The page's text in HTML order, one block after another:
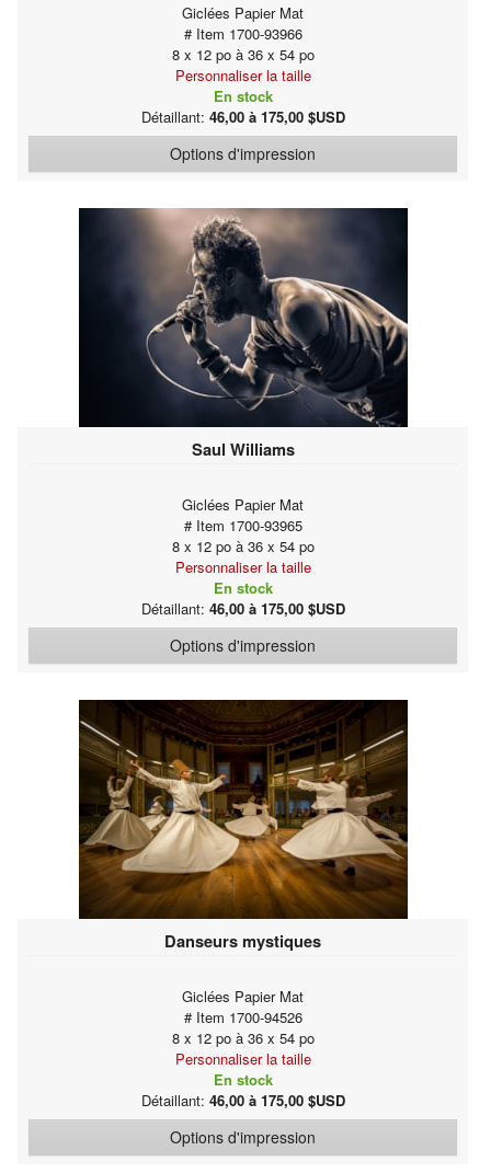
Giclées Papier Mat
# Item 1700-93966
8 x 12 po à 36 x 54 po
Personnaliser la taille
En stock
Détaillant: 46,00 à 175,00 $USD
Options d'impression
Saul Williams
Giclées Papier Mat
# Item 1700-93965
8 x 12 po à 36 x 54 po
Personnaliser la taille
En stock
Détaillant: 46,00 à 175,00 $USD
Options d'impression
Danseurs mystiques
Giclées Papier Mat
# Item 1700-94526
8 x 12 po à 36 x 54 po
Personnaliser la taille
En stock
Détaillant: 46,00 à 175,00 $USD
Options d'impression